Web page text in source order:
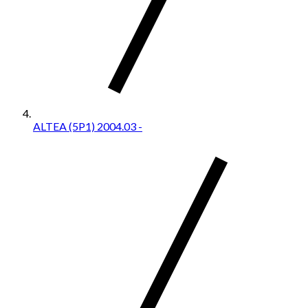
ALTEA (5P1) 2004.03 -